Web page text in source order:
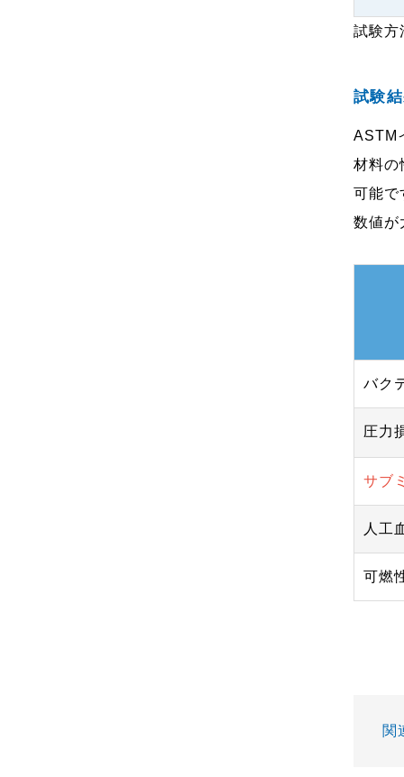
試験
試験
ASTM
材料の
可能で
数値が
バク
圧力
サブ
人工
可燃
関